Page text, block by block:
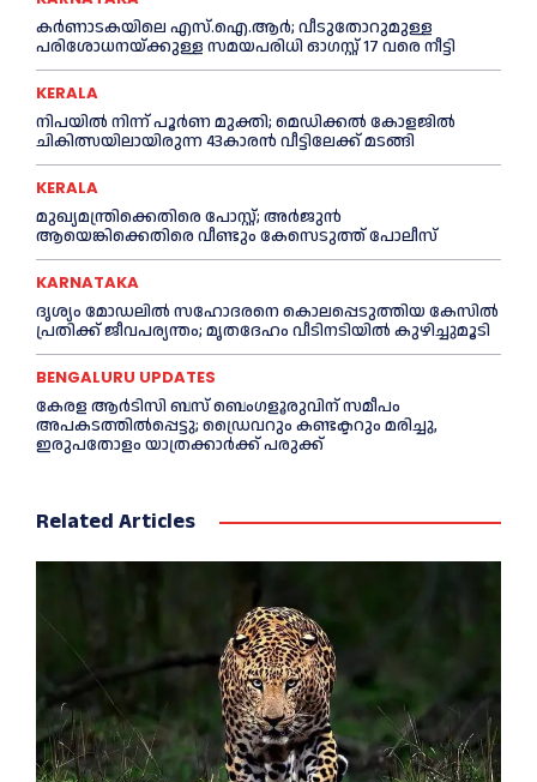
കർണാടകയിലെ എസ്.ഐ.ആർ; വീടുതോറുമുള്ള
പരിശോധനയ്ക്കുള്ള സമയപരിധി ഓഗസ്റ്റ് 17 വരെ നീട്ടി
KERALA
നിപയില്‍ നിന്ന് പൂര്‍ണ മുക്തി; മെഡിക്കല്‍ കോളജില്‍
ചികിത്സയിലായിരുന്ന 43കാരന്‍ വീട്ടിലേക്ക് മടങ്ങി
KERALA
മുഖ്യമന്ത്രിക്കെതിരെ പോസ്റ്റ്; അര്‍ജുൻ
ആയെങ്കിക്കെതിരെ വീണ്ടും കേസെടുത്ത് പോലീസ്
KARNATAKA
ദൃശ്യം മോഡലിൽ സഹോദരനെ കൊലപ്പെടുത്തിയ കേസിൽ
പ്രതിക്ക് ജീവപര്യന്തം; മൃതദേഹം വീടിനടിയിൽ കുഴിച്ചുമൂടി
BENGALURU UPDATES
കേരള ആർടിസി ബസ് ബെംഗളൂരുവിന് സമീപം
അപകടത്തിൽപ്പെട്ടു; ഡ്രൈവറും കണ്ടക്ടറും മരിച്ചു,
ഇരുപതോളം യാത്രക്കാർക്ക് പരുക്ക്
Related Articles